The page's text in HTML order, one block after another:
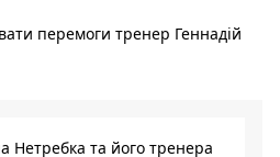
перемоги тренер Геннадій
Нетребка та його тренера